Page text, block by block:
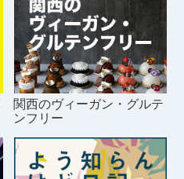
関西のヴィーガン・グルテ
ンフリー